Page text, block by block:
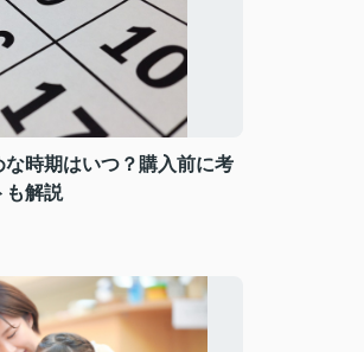
時期はいつ？購入前に考
も解説